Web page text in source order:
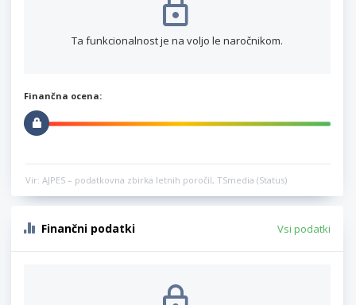
Ta funkcionalnost je na voljo le naročnikom.
Finančna ocena:
Vir: AJPES – podatkovna zbirka letnih poročil, TSmedia (Status)
Finančni podatki Vsi podatki